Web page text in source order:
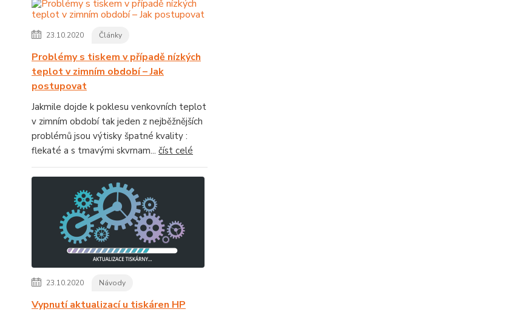
23.10.2020 Články
Problémy s tiskem v případě nízkých
teplot v zimním období – Jak
postupovat
Jakmile dojde k poklesu venkovních teplot
v zimním období tak jeden z nejběžnějších
problémů jsou výtisky špatné kvality :
flekaté a s tmavými skvrnam... číst celé
23.10.2020 Návody
Vypnutí aktualizací u tiskáren HP